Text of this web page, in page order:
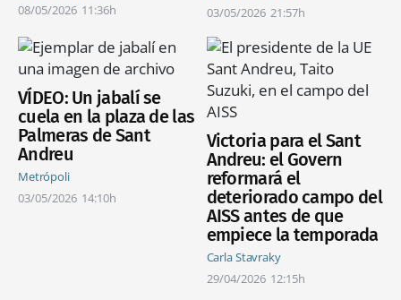
08/05/2026 11:36h
03/05/2026 21:57h
VÍDEO: Un jabalí se
cuela en la plaza de las
Palmeras de Sant
Andreu
Metrópoli
03/05/2026 14:10h
Victoria para el Sant
Andreu: el Govern
reformará el
deteriorado campo del
AISS antes de que
empiece la temporada
Carla Stavraky
29/04/2026 12:15h